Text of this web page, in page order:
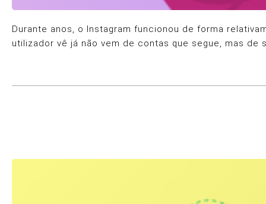
Durante anos, o Instagram funcionou de forma
utilizador vê já não vem de contas que segue, mas de